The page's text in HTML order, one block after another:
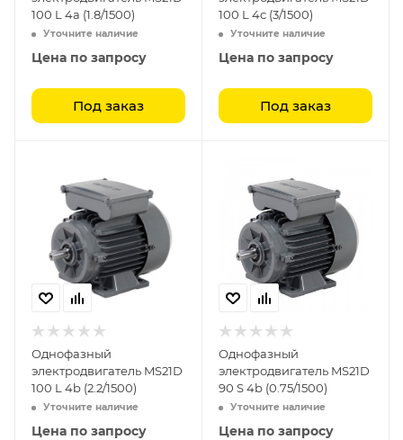
100 L 4a (1.8/1500)
Уточните наличие
Цена по запросу
Под заказ
100 L 4c (3/1500)
Уточните наличие
Цена по запросу
Под заказ
Однофазный
электродвигатель MS21D
100 L 4b (2.2/1500)
Уточните наличие
Цена по запросу
Однофазный
электродвигатель MS21D
90 S 4b (0.75/1500)
Уточните наличие
Цена по запросу